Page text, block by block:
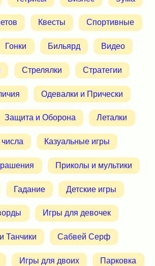
Квесты Спортивные
Гонки Бильярд Видео
Стрелялки Стратегии
Одевалки и Прически
Защита и Оборона Леталки
Казуальные игры
Приколы и мультики
Гадание Детские игры
Игры для девочек
Танчики Сабвей Серф
Игры для двоих Парковка